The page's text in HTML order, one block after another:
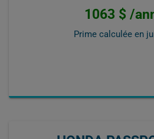
1063 $ /
Prime calculée en